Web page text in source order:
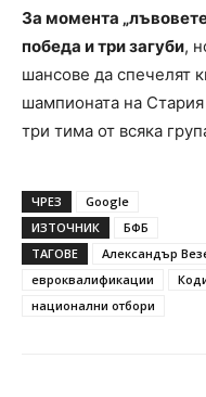
За момента
победа и три загуби,
шансове да спечелят
шампионата на Стария
три тима от всяка
ЧРЕЗ
Google
ИЗТОЧНИК
БФБ
ТАГОВЕ
Александър
евроквалификации
национални отбори